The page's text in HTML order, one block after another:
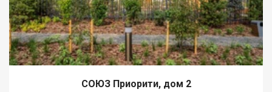
СОЮЗ Приорити, дом 2